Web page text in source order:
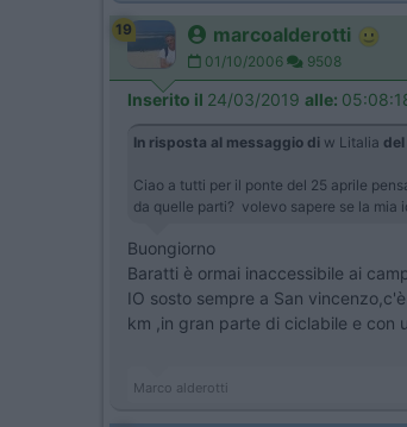
19 marcoalderotti
01/10/2006 9508
Inserito il 24/03/2019 alle:
In risposta al messaggio di w Litalia del
Ciao a tutti per il ponte del 25 aprile
da quelle parti? volevo sapere se la mia
Buongiorno
Baratti è ormai inaccessibile ai
IO sosto sempre a San
km ,in gran parte di ciclabile e con
Marco alderotti